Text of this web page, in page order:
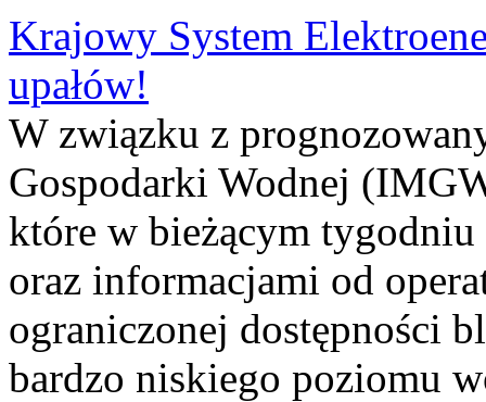
Krajowy System
upałów!
W związku z
Gospodarki Wodnej
które w bieżącym tygodniu
oraz informacjami od
ograniczonej dostępności
bardzo niskiego poziomu